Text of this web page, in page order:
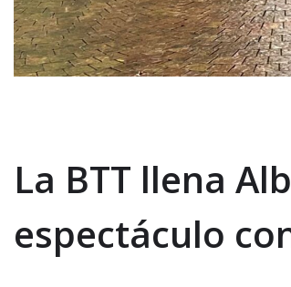
La BTT llena
espectáculo